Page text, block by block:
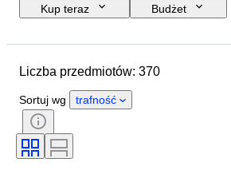
Kup teraz
Budżet
Przedmiot
Kraj
Materiał
Okres
Technika
Kolor
Liczba przedmiotów: 370
Sortuj wg trafność